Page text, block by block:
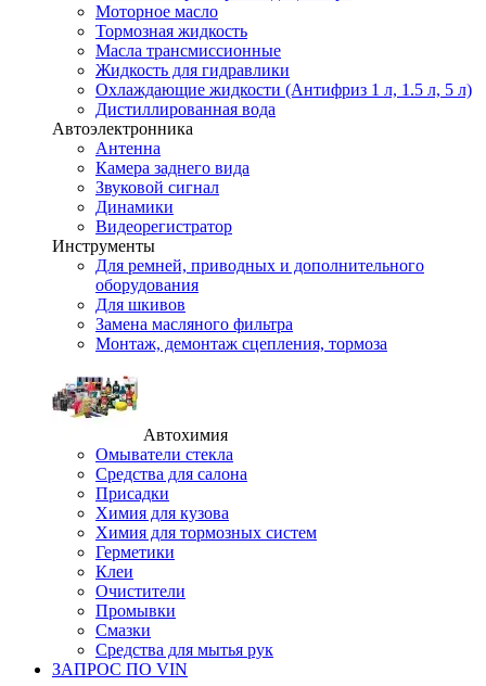
Моторное масло
Тормозная жидкость
Масла трансмиссионные
Жидкость для гидравлики
Охлаждающие жидкости (Антифриз 1 л, 1.5 л, 5 л)
Дистиллированная вода
Автоэлектронника
Антенна
Камера заднего вида
Звуковой сигнал
Динамики
Видеорегистратор
Инструменты
Для ремней, приводных и дополнительного
оборудования
Для шкивов
Замена масляного фильтра
Монтаж, демонтаж сцепления, тормоза
Автохимия
Омыватели стекла
Средства для салона
Присадки
Химия для кузова
Химия для тормозных систем
Герметики
Клеи
Очистители
Промывки
Смазки
Средства для мытья рук
ЗАПРОС ПО VIN